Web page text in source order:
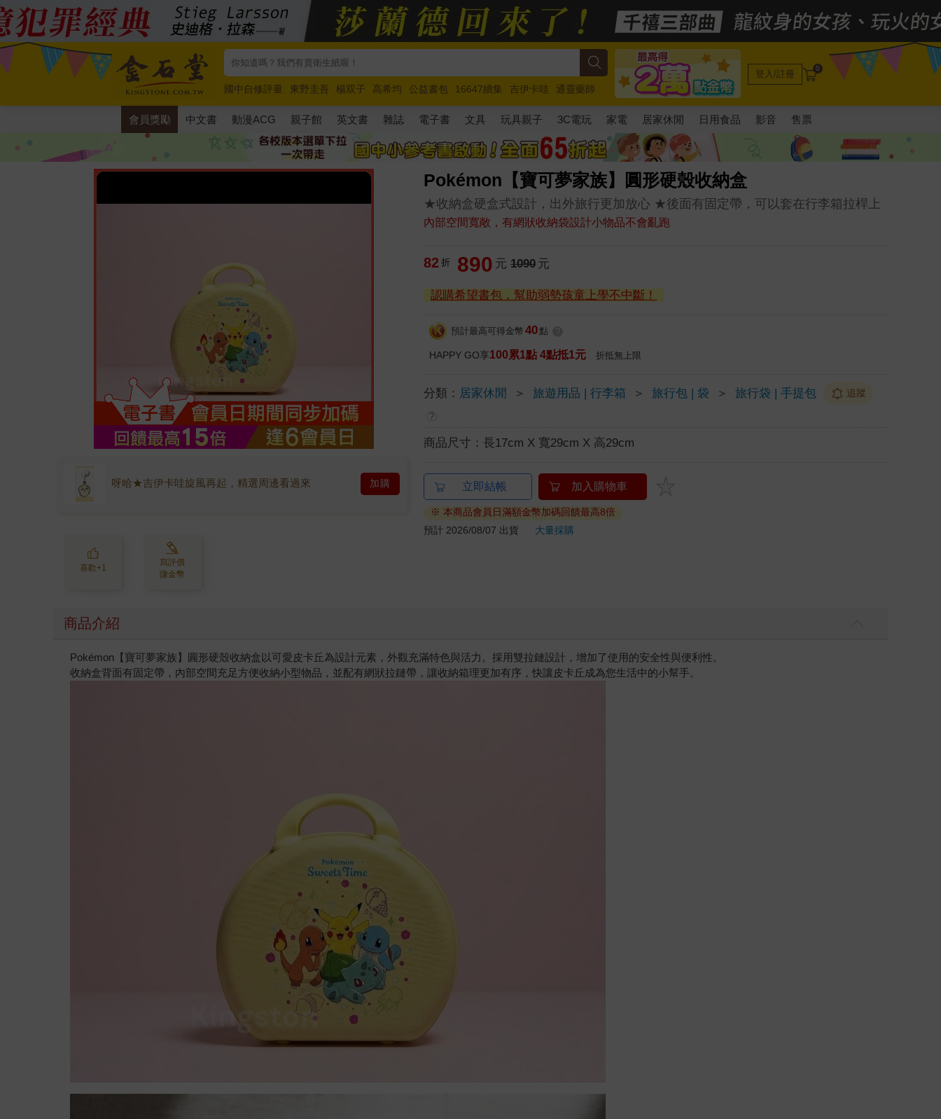
國中自修評量 東野圭吾 楊双子 高希均 公益書包 16647續集 吉伊卡哇
通靈藥師
唯紅花綻放
奧德賽 路邊攤新作 馬斯克 玩具總動員5 超慢跑
登入/註冊 0
會員獎勵 中文書 動漫ACG 親子館 英文書 雜誌 電子書 文具 玩具親子 3C電玩 家電 居家休閒 日用食品 影音 售票
Pokémon【寶可夢家族】圓形硬殼收納盒
★收納盒硬盒式設計，出外旅行更加放心 ★後面有固定帶，可以套在行李箱拉桿上
內部空間寬敞，有網狀收納袋設計小物品不會亂跑
呀哈★吉伊卡哇旋風再起，精選周邊看過來 加購
喜歡+1
寫評價
賺金幣
82 折 890 元 1090 元
認購希望書包，幫助弱勢孩童上學不中斷！
預計最高可得金幣 40 點
HAPPY GO享100累1點 4點抵1元 折抵無上限
分類： 居家休閒 ＞ 旅遊用品 | 行李箱 ＞ 旅行包 | 袋 ＞ 旅行袋 | 手提包 追蹤
?
商品尺寸：長17cm X 寬29cm X 高29cm
立即結帳 加入購物車
※ 本商品會員日滿額金幣加碼回饋最高8倍
預計 2026/08/07 出貨
大量採購
商品介紹
Pokémon【寶可夢家族】圓形硬殼收納盒以可愛皮卡丘為設計元素，外觀充滿特色與活力。採用雙拉鏈設計，增加了使用的安全性與便利性。
收納盒背面有固定帶，內部空間充足方便收納小型物品，並配有網狀拉鏈帶，讓收納箱理更加有序，快讓皮卡丘成為您生活中的小幫手。